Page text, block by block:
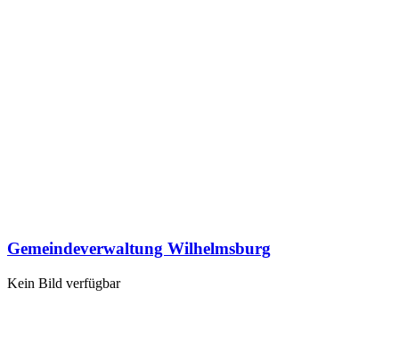
Gemeindeverwaltung Wilhelmsburg
Kein Bild verfügbar